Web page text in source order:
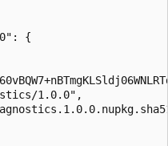
{
1.0.0",